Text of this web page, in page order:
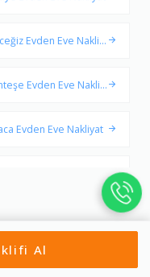
Evden Eve Nakliy
Evden Eve Nakliy
Evden Eve Nakliyat
Al